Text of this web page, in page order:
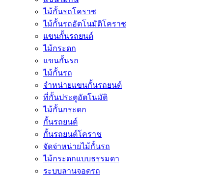
ไม้กั้นรถโคราช
ไม้กั้นรถอัตโนมัติโคราช
แขนกั้นรถยนต์
ไม้กระดก
แขนกั้นรถ
ไม้กั้นรถ
จำหน่ายแขนกั้นรถยนต์
ที่กั้นประตูอัตโนมัติ
ไม้กั้นกระดก
กั้นรถยนต์
กั้นรถยนต์โคราช
จัดจ่าหน่ายไม้กั้นรถ
ไม้กระดกแบบธรรมดา
ระบบลานจอดรถ